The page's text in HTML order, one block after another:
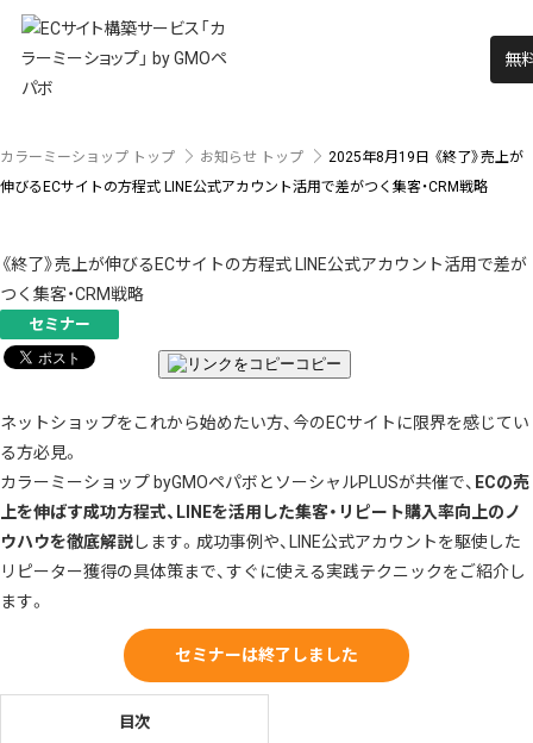
無
カラーミーショップ トップ お知らせ トップ 2025年8月19日 《終了》売上が
伸びるECサイトの方程式 LINE公式アカウント活用で差がつく集客・CRM戦略
《終了》売上が伸びるECサイトの方程式 LINE公式アカウント活用で差が
つく集客・CRM戦略
セミナー
コピー
ネットショップをこれから始めたい方、今のECサイトに限界を感じてい
る方必見。
カラーミーショップ byGMOペパボとソーシャルPLUSが共催で、 ECの売
上を伸ばす成功方程式、LINEを活用した集客・リピート購入率向上のノ
ウハウを徹底解説します。成功事例や、LINE公式アカウントを駆使した
リピーター獲得の具体策まで、すぐに使える実践テクニックをご紹介し
ます。
セミナーは終了しました
目次